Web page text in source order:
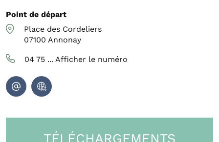
Point de départ
Place des Cordeliers
07100 Annonay
04 75 ... Afficher le numéro
TÉLÉCHARGEMENTS